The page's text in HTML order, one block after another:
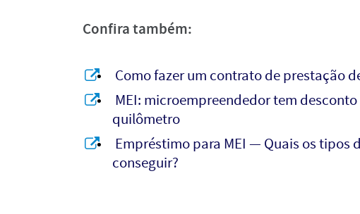
Confira também:
Como fazer um contrato de prestação
MEI: microempreendedor tem
quilômetro
Empréstimo para MEI — Quais os tipos
conseguir?